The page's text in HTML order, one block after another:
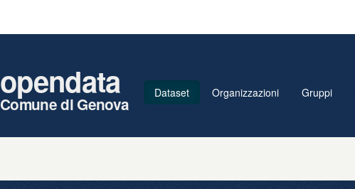
opendata
Comune di Genova
Dataset Organizzazioni Gruppi